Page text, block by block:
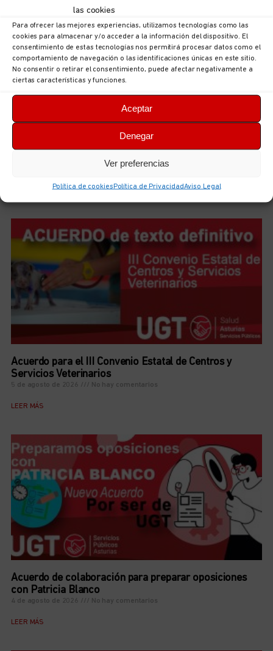
las cookies
Para ofrecer las mejores experiencias, utilizamos tecnologías como las
cookies para almacenar y/o acceder a la información del dispositivo. El
consentimiento de estas tecnologías nos permitirá procesar datos como el
comportamiento de navegación o las identificaciones únicas en este sitio.
No consentir o retirar el consentimiento, puede afectar negativamente a
ciertas características y funciones.
Aceptar
Denegar
Ver preferencias
Política de cookiesPolítica de PrivacidadAviso Legal
UGT Autonómica informa: documentación sobre
ordenación puestos en la Consejería de Hacienda,
Justicia y Asuntos Europeos
No hay comentarios
Acuerdo para el III Convenio Estatal de Centros y
Servicios Veterinarios
5 de agosto de 2026 No hay comentarios
LEER MÁS
Acuerdo de colaboración para preparar oposiciones
con Patricia Blanco
4 de agosto de 2026 No hay comentarios
LEER MÁS